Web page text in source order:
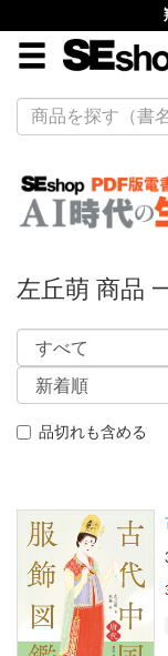
左丘萌 商品
品切れも含める